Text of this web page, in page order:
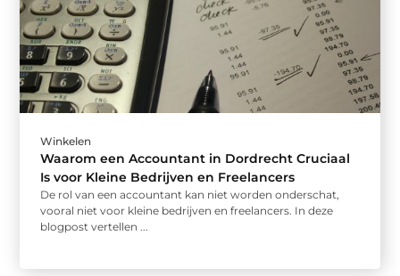
Winkelen
Waarom een Accountant in Dordrecht Cruciaal
Is voor Kleine Bedrijven en Freelancers
De rol van een accountant kan niet worden onderschat,
vooral niet voor kleine bedrijven en freelancers. In deze
blogpost vertellen ...